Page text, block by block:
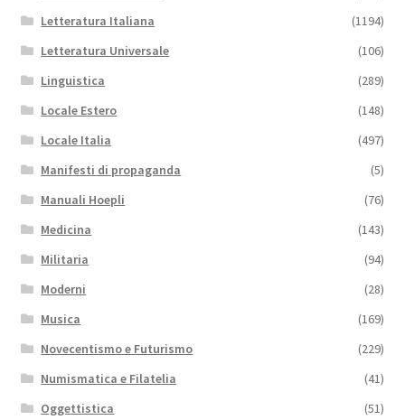
Letteratura Italiana
(1194)
Letteratura Universale
(106)
Linguistica
(289)
Locale Estero
(148)
Locale Italia
(497)
Manifesti di propaganda
(5)
Manuali Hoepli
(76)
Medicina
(143)
Militaria
(94)
Moderni
(28)
Musica
(169)
Novecentismo e Futurismo
(229)
Numismatica e Filatelia
(41)
Oggettistica
(51)